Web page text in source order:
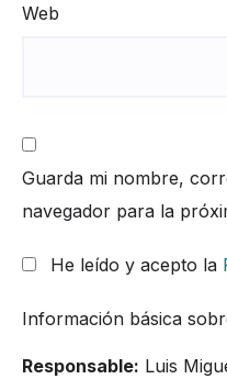
Web
Guarda mi nombre,
navegador para la
He leído y acepto la
Información básica
Responsable: Luis